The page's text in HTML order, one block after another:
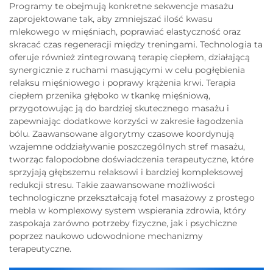
Programy te obejmują konkretne sekwencje masażu
zaprojektowane tak, aby zmniejszać ilość kwasu
mlekowego w mięśniach, poprawiać elastyczność oraz
skracać czas regeneracji między treningami. Technologia ta
oferuje również zintegrowaną terapię ciepłem, działającą
synergicznie z ruchami masującymi w celu pogłębienia
relaksu mięśniowego i poprawy krążenia krwi. Terapia
ciepłem przenika głęboko w tkankę mięśniową,
przygotowując ją do bardziej skutecznego masażu i
zapewniając dodatkowe korzyści w zakresie łagodzenia
bólu. Zaawansowane algorytmy czasowe koordynują
wzajemne oddziaływanie poszczególnych stref masażu,
tworząc falopodobne doświadczenia terapeutyczne, które
sprzyjają głębszemu relaksowi i bardziej kompleksowej
redukcji stresu. Takie zaawansowane możliwości
technologiczne przekształcają fotel masażowy z prostego
mebla w komplexowy system wspierania zdrowia, który
zaspokaja zarówno potrzeby fizyczne, jak i psychiczne
poprzez naukowo udowodnione mechanizmy
terapeutyczne.